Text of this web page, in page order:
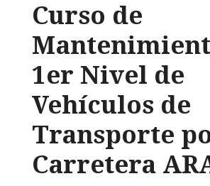
Curso de
1er Nivel de
Vehículos de
Transporte
Carretera